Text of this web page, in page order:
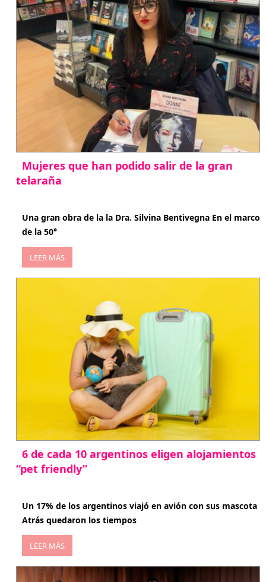
Mujeres que han podido salir de la gran
telaraña
Una gran obra de la la Dra. Silvina Bentivegna En el marco
de la 50°
LEER MÁS
6 de cada 10 argentinos eligen alojamientos
“pet friendly”
Un 17% de los argentinos viajó en avión con sus mascota
Atrás quedaron los tiempos
LEER MÁS